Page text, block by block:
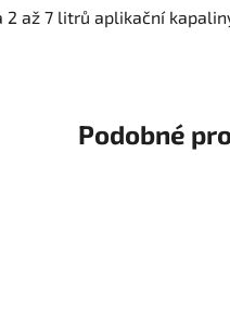
až 7 litrů aplikační
Podobné